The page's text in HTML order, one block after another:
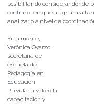
posibilitando considerar dónde
contrario, en qué asignatura
analizarlo a nivel de
Finalmente,
Verónica Oyarzo,
secretaria de
escuela de
Pedagogía en
Educación
Parvularia valoró la
capacitación y